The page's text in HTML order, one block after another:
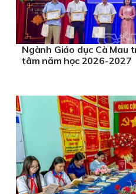
Ngành Giáo dục Cà Mau
tâm năm học 2026-2027